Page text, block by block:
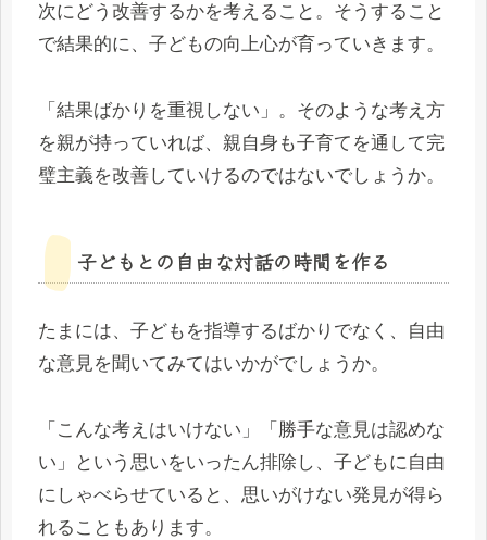
次にどう改善するかを考えること。そうすること
で結果的に、子どもの向上心が育っていきます。
「結果ばかりを重視しない」。そのような考え方
を親が持っていれば、親自身も子育てを通して完
璧主義を改善していけるのではないでしょうか。
子どもとの自由な対話の時間を作る
たまには、子どもを指導するばかりでなく、自由
な意見を聞いてみてはいかがでしょうか。
「こんな考えはいけない」「勝手な意見は認めな
い」という思いをいったん排除し、子どもに自由
にしゃべらせていると、思いがけない発見が得ら
れることもあります。